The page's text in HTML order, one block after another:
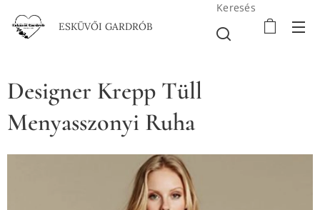
ESKÜVŐI GARDRÓB
Keresés
Designer Krepp Tüll
Menyasszonyi Ruha